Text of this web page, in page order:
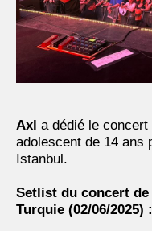
Axl a dédié le
adolescent de 14 ans
Istanbul.
Setlist du concert de
Turquie (02/06/2025) :